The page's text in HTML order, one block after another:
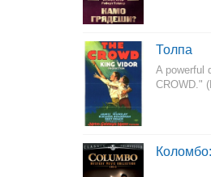
Толпа
A powerful
CROWD."